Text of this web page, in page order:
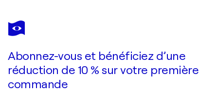
KATHERINE
EVANS
Je passe commande
Abonnez-vous et bénéficiez d’une
réduction de 10 % sur votre première
commande